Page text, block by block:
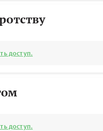
доступ.
доступ.